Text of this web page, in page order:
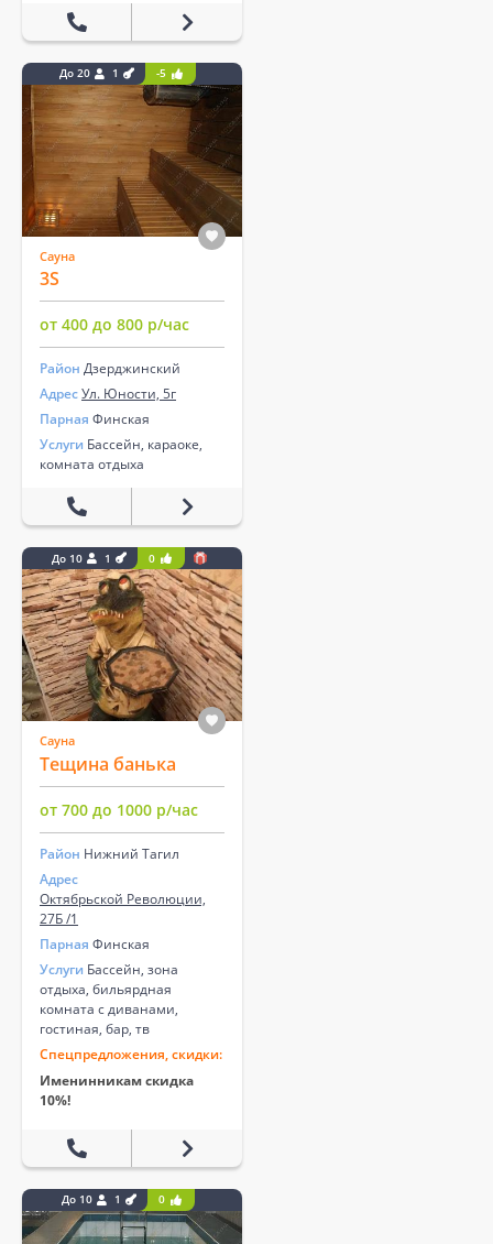
До 20 1 -5
Сауна
3S
от 400 до 800 р/час
Район Дзерджинский
АдресУл. Юности, 5г
Парная Финская
Услуги Бассейн, караоке,
комната отдыха
До 10 1 0
Сауна
Тещина банька
от 700 до 1000 р/час
Район Нижний Тагил
Адрес
Октябрьской Революции,
27Б /1
Парная Финская
Услуги Бассейн, зона
отдыха, бильярдная
комната с диванами,
гостиная, бар, тв
Спецпредложения, скидки:
Именинникам скидка
10%!
До 10 1 0